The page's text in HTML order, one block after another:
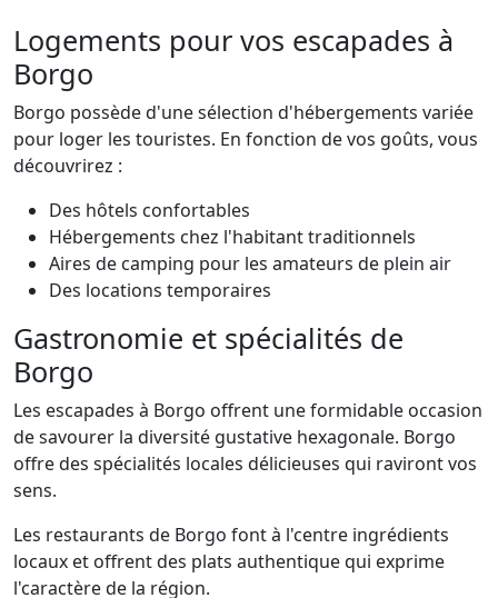
Logements pour vos escapades à
Borgo
Borgo possède d'une sélection d'hébergements variée
pour loger les touristes. En fonction de vos goûts, vous
découvrirez :
Des hôtels confortables
Hébergements chez l'habitant traditionnels
Aires de camping pour les amateurs de plein air
Des locations temporaires
Gastronomie et spécialités de
Borgo
Les escapades à Borgo offrent une formidable occasion
de savourer la diversité gustative hexagonale. Borgo
offre des spécialités locales délicieuses qui raviront vos
sens.
Les restaurants de Borgo font à l'centre ingrédients
locaux et offrent des plats authentique qui exprime
l'caractère de la région.